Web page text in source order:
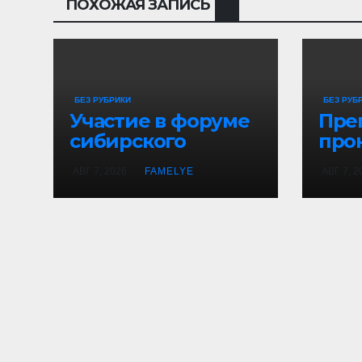
ПОХОЖАЯ ЗАПИСЬ
БЕЗ РУБРИКИ
Участие в форуме
сибирского
гостеприимства и
гастротуристичес
ком фестивале «В
FAMELYE
БЕЗ